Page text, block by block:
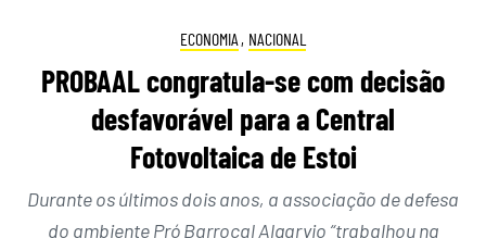
ECONOMIA , NACIONAL
PROBAAL congratula-se com decisão
desfavorável para a Central
Fotovoltaica de Estoi
Durante os últimos dois anos, a associação de defesa
do ambiente Pró Barrocal Algarvio “trabalhou na